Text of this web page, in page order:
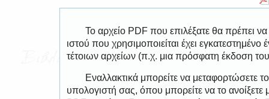
Το αρχείο PDF που επιλέξατε θα πρέπει
ιστού που χρησιμοποιείται έχει
τέτοιων αρχείων (π.χ. μια πρόσφατη έκδοση
Εναλλακτικά μπορείτε να μεταφορτώσετε
υπολογιστή σας, όπου μπορείτε να το